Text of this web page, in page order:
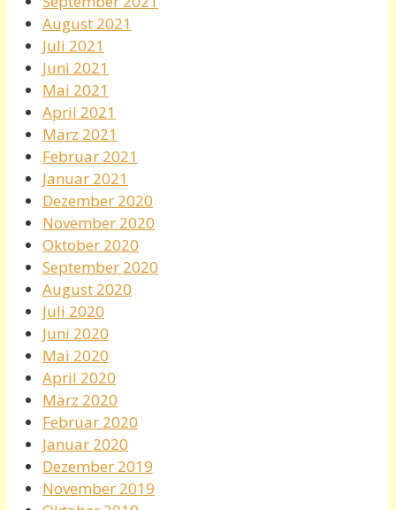
August 2021
Juli 2021
Juni 2021
Mai 2021
April 2021
März 2021
Februar 2021
Januar 2021
Dezember 2020
November 2020
Oktober 2020
September 2020
August 2020
Juli 2020
Juni 2020
Mai 2020
April 2020
März 2020
Februar 2020
Januar 2020
Dezember 2019
November 2019